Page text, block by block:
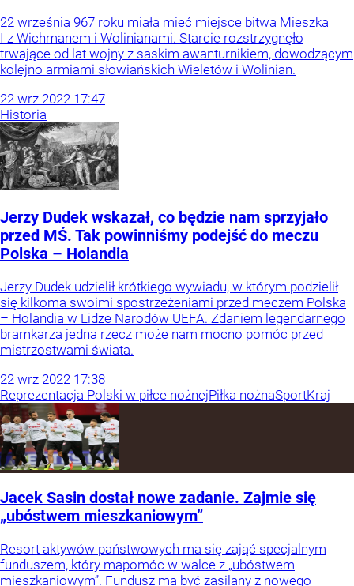
22 września 967 roku miała mieć miejsce bitwa Mieszka
I z Wichmanem i Wolinianami. Starcie rozstrzygnęło
trwające od lat wojny z saskim awanturnikiem, dowodzącym
kolejno armiami słowiańskich Wieletów i Wolinian.
22 wrz 2022 17:47
Historia
Jerzy Dudek wskazał, co będzie nam sprzyjało
przed MŚ. Tak powinniśmy podejść do meczu
Polska – Holandia
Jerzy Dudek udzielił krótkiego wywiadu, w którym podzielił
się kilkoma swoimi spostrzeżeniami przed meczem Polska
– Holandia w Lidze Narodów UEFA. Zdaniem legendarnego
bramkarza jedna rzecz może nam mocno pomóc przed
mistrzostwami świata.
22 wrz 2022 17:38
Reprezentacja Polski w piłce nożnejPiłka nożnaSportKraj
Jacek Sasin dostał nowe zadanie. Zajmie się
„ubóstwem mieszkaniowym”
Resort aktywów państwowych ma się zająć specjalnym
funduszem, który mapomóc w walce z „ubóstwem
mieszkaniowym”. Fundusz ma być zasilany z nowego